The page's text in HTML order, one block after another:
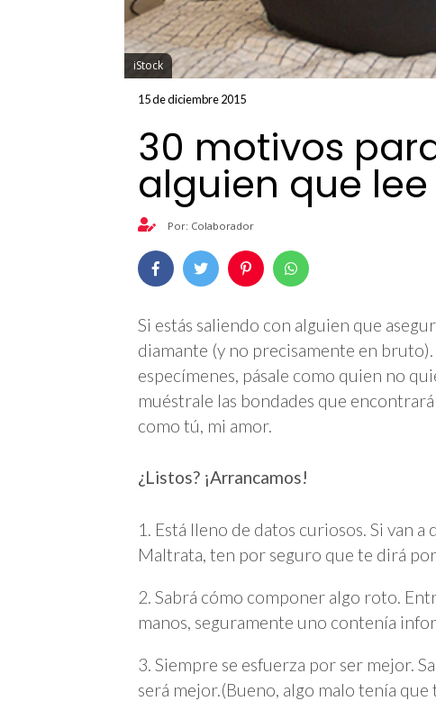
iStock
15 de diciembre 2015
30 motivos
alguien que lee
Por: Colaborador
Si estás saliendo con alguien que
diamante (y no precisamente en
especímenes, pásale como quien no
muéstrale las bondades que
como tú, mi amor.
¿Listos? ¡Arrancamos!
1. Está lleno de datos curiosos. Si van
Maltrata, ten por seguro que te dirá por
2. Sabrá cómo componer algo roto.
manos, seguramente uno contenía
3. Siempre se esfuerza por ser mejor.
será mejor.(Bueno, algo malo tenía